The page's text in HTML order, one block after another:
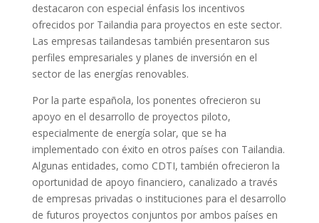
destacaron con especial énfasis los incentivos
ofrecidos por Tailandia para proyectos en este sector.
Las empresas tailandesas también presentaron sus
perfiles empresariales y planes de inversión en el
sector de las energías renovables.
Por la parte española, los ponentes ofrecieron su
apoyo en el desarrollo de proyectos piloto,
especialmente de energía solar, que se ha
implementado con éxito en otros países con Tailandia.
Algunas entidades, como CDTI, también ofrecieron la
oportunidad de apoyo financiero, canalizado a través
de empresas privadas o instituciones para el desarrollo
de futuros proyectos conjuntos por ambos países en